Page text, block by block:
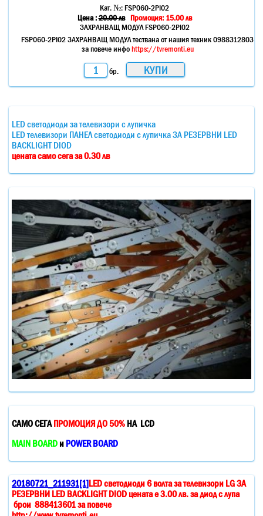
Кат. №:FSP060-2PI02
Цена :20.00лв Промоция: 15.00 лв
ЗАХРАНВАЩ МОДУЛ FSP060-2PI02
FSP060-2PI02 ЗАХРАНВАЩ МОДУЛ тествана от нашия техник 0988312803
за повече инфоhttps://tvremonti.eu
бр.
LED светодиоди за телевизори с лупичка
LED телевизори ПАНЕЛ светодиоди с лупичка ЗА РЕЗЕРВНИ LED
BACKLIGHT DIOD
цената само сега за 0.30 лв
САМО СЕГА ПРОМОЦИЯ ДО 50% НА LCD
MAIN BOARD и POWER BOARD
20180721_211931[1]LED светодиоди 6 волта за телевизори LG ЗА
РЕЗЕРВНИ LED BACKLIGHT DIOD цената е 3.00 лв. за диод с лупа
брои 888413601 за повече